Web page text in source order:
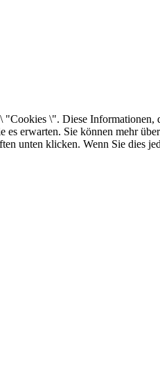
\". Diese Informationen,
erwarten. Sie können mehr
unten klicken. Wenn Sie dies